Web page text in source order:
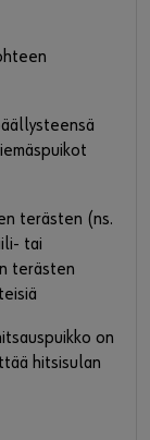
terästen (ns.
tai
terästen
on
hitsisulan